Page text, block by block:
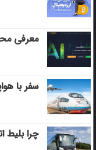
معرفی
سفر با
چرا بلیط